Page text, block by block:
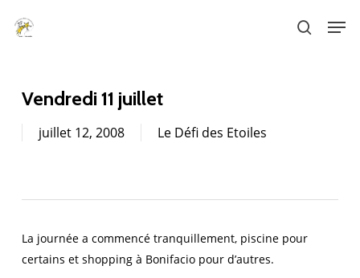
search
Vendredi 11 juillet
juillet 12, 2008 Le Défi des Etoiles
La journée a commencé tranquillement, piscine pour
certains et shopping à Bonifacio pour d’autres.